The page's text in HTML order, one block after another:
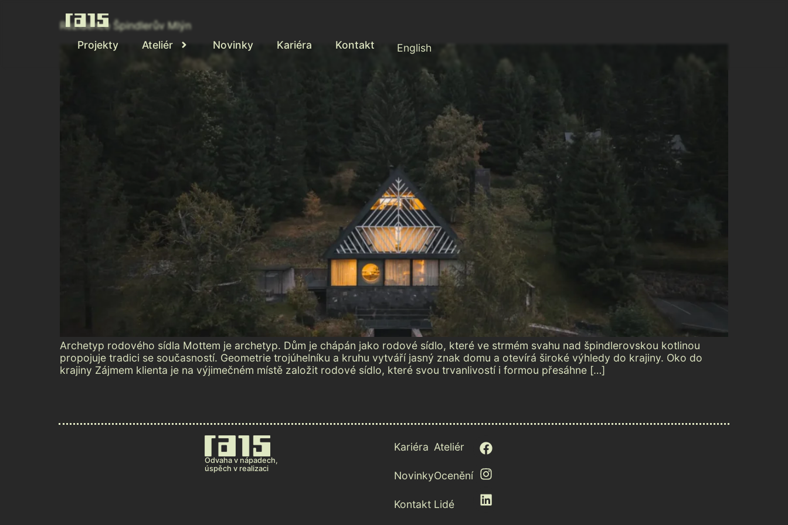
Projekty Ateliér Novinky Kariéra Kontakt English
Rezidence Špindlerův Mlýn
Archetyp rodového sídla Mottem je archetyp. Dům je chápán jako rodové sídlo, které ve strmém svahu nad špindlerovskou kotlinou
propojuje tradici se současností. Geometrie trojúhelníku a kruhu vytváří jasný znak domu a otevírá široké výhledy do krajiny. Oko do
krajiny Zájmem klienta je na výjimečném místě založit rodové sídlo, které svou trvanlivostí i formou přesáhne […]
Kariéra
Novinky
Kontakt
Ateliér
Ocenění
Lidé
Odvaha v nápadech,
úspěch v realizaci